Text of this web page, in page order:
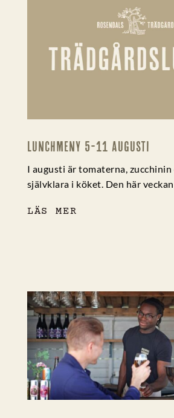
LUNCHMENY 5-11 AUGUSTI
I augusti är tomaterna,
självklara i köket. Den här
LÄS MER